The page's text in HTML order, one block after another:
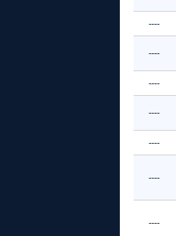
----
----
----
----
----
----
----